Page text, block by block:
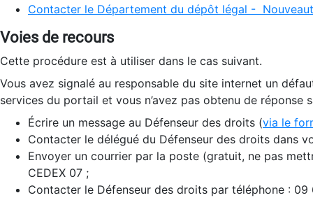
Contacter le Département du dépôt légal -
Voies de recours
Cette procédure est à utiliser dans le cas suivant.
Vous avez signalé au responsable du site internet un
services du portail et vous n’avez pas obtenu de réponse
Écrire un message au Défenseur des droits (via le
Contacter le délégué du Défenseur des droits dans
Envoyer un courrier par la poste (gratuit, ne pas
CEDEX 07 ;
Contacter le Défenseur des droits par téléphone :